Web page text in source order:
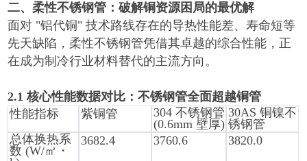
二、柔性不锈钢管：破解铜资源困局的最优解
面对 "铝代铜"技术路线存在的导热性能差、寿命短等
先天缺陷，柔性不锈钢管凭借其卓越的综合性能，正
在成为制冷行业材料替代的主流方向。
2.1核心性能数据对比：不锈钢管全面超越铜管
性能指标
紫铜管 304 不锈钢管
(0.6mm 壁厚)
30AS 铜镍不
锈钢管
总体换热系
数 (W/㎡・
3682.4 3760.6 3820.0